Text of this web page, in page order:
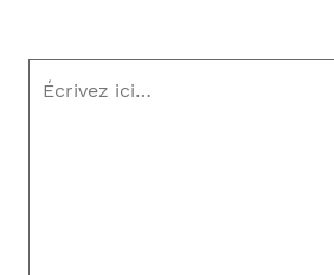
Écrivez